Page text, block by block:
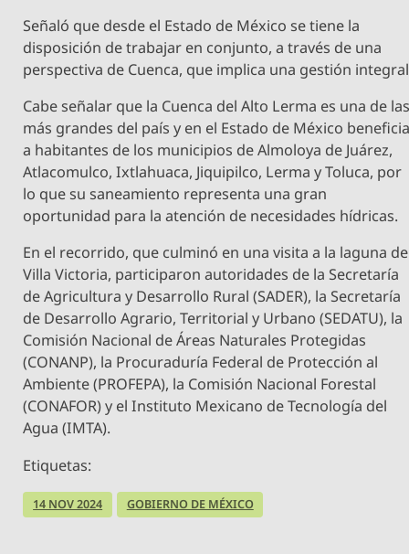
Señaló que desde el Estado de México se tiene la
disposición de trabajar en conjunto, a través de una
perspectiva de Cuenca, que implica una gestión
Cabe señalar que la Cuenca del Alto Lerma es una de
más grandes del país y en el Estado de México
a habitantes de los municipios de Almoloya de Juárez,
Atlacomulco, Ixtlahuaca, Jiquipilco, Lerma y Toluca, por
lo que su saneamiento representa una gran
oportunidad para la atención de necesidades hídricas.
En el recorrido, que culminó en una visita a la laguna de
Villa Victoria, participaron autoridades de la Secretaría
de Agricultura y Desarrollo Rural (SADER), la Secretaría
de Desarrollo Agrario, Territorial y Urbano (SEDATU), la
Comisión Nacional de Áreas Naturales Protegidas
(CONANP), la Procuraduría Federal de Protección al
Ambiente (PROFEPA), la Comisión Nacional Forestal
(CONAFOR) y el Instituto Mexicano de Tecnología del
Agua (IMTA).
Etiquetas:
14 NOV 2024 GOBIERNO DE MÉXICO